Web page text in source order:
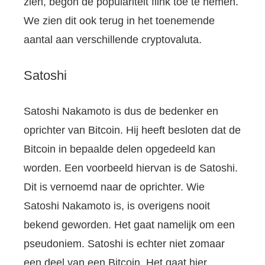
We zien dit ook terug in het toenemende
aantal aan verschillende cryptovaluta.
Satoshi
Satoshi Nakamoto is dus de bedenker en
oprichter van Bitcoin. Hij heeft besloten dat de
Bitcoin in bepaalde delen opgedeeld kan
worden. Een voorbeeld hiervan is de Satoshi.
Dit is vernoemd naar de oprichter. Wie
Satoshi Nakamoto is, is overigens nooit
bekend geworden. Het gaat namelijk om een
pseudoniem. Satoshi is echter niet zomaar
een deel van een Bitcoin. Het gaat hier